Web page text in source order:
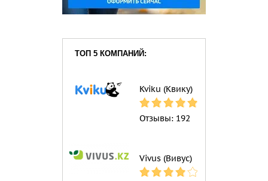
ТОП 5 КОМПАНИЙ:
Kviku (Квику)
Отзывы: 192
Vivus (Вивус)